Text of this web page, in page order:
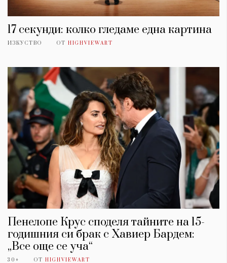
17 секунди: колко гледаме една картина
ИЗКУСТВО ОТ HIGHVIEWART
Пенелопе Крус споделя тайните на 15-
годишния си брак с Хавиер Бардем:
„Все още се уча“
30+ ОТ HIGHVIEWART
КАТЕГОРИИ
Wine&Dine
Подкасти
Мода
Dialogue
ЗА НАС
Условия за
ползване